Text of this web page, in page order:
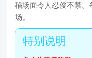
稽场面令人忍俊不禁
场。